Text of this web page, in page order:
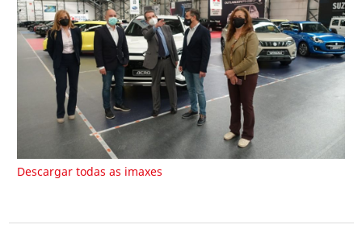
Descargar todas as imaxes